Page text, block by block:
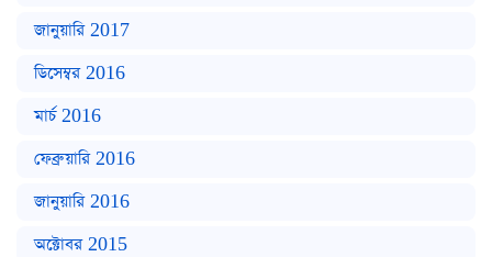
জানুয়ারি 2017
ডিসেম্বর 2016
মার্চ 2016
ফেব্রুয়ারি 2016
জানুয়ারি 2016
অক্টোবর 2015